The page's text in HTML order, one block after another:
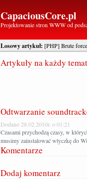
CapaciousCore.pl
Projektowanie stron WWW od
Losowy artykuł: [PHP] Brute force
Artykuły na każdy temat
Odtwarzanie
Dodano 28.02.2010r. o 01:21
Czasami przychodzą czasy, w
musimy zainstalować wtyczkę do
Komentarze
Dodaj komentarz